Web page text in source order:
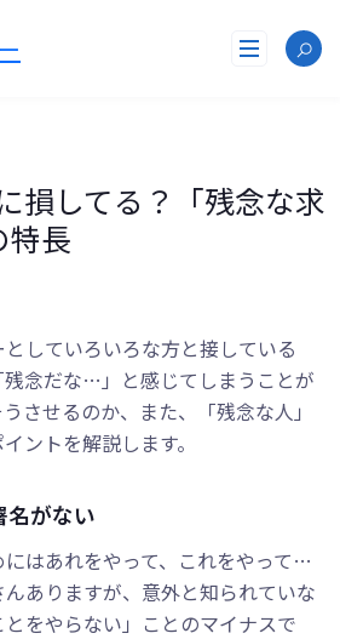
損してる？「残念な求
特長
していろいろな方と接している
残念だな…」と感じてしまうことが
させるのか、また、「残念な人」
ントを解説します。
がない
はあれをやって、これをやって…
ありますが、意外と知られていな
をやらない」ことのマイナスで